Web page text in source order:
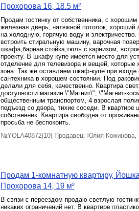
Прохорова 16, 18.5 м²
Продам гостинку от собственника, с
железная дверь, натяжной потолок, хороший
на холодную, горячую воду и
встроить стиральную машину, варочная
шкафа,барная стойка,тюль с карнизом,
проекту. В шкафу купе имеется место для
отделение для телевизора и вещей, которые
зона. Так же оставляем шкаф-купе при
сантехника в хорошем состоянии. Под
делали для себя, качественно. Квартира
доступности магазин \"Магнит\", \"Магнит-
общественным транспортом, 4 взрослая
подъезд со двора, тихие соседи. В квартире
собственник. Квартира свободна от
просьба не беспокоить.
№YOLA40872(10) Продавец: Юлия Кожинова,
Продам 1-комнатную квартиру,
Прохорова 14, 19 м²
В связи с переездом продаю светлую
никаких ограничений нет. В квартире